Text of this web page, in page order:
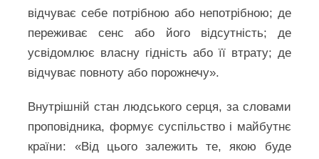
відчуває себе потрібною або непотрібною; де
переживає сенс або його відсутність; де
усвідомлює власну гідність або її втрату; де
відчуває повноту або порожнечу».
Внутрішній стан людського серця, за словами
проповідника, формує суспільство і майбутнє
країни: «Від цього залежить те, якою буде